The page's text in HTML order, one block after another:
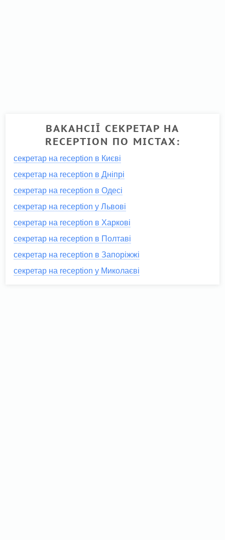
ВАКАНСІЇ СЕКРЕТАР НА
RECEPTION ПО МІСТАХ:
секретар на reception в Києві
секретар на reception в Дніпрі
секретар на reception в Одесі
секретар на reception у Львові
секретар на reception в Харкові
секретар на reception в Полтаві
секретар на reception в Запоріжжі
секретар на reception у Миколаєві